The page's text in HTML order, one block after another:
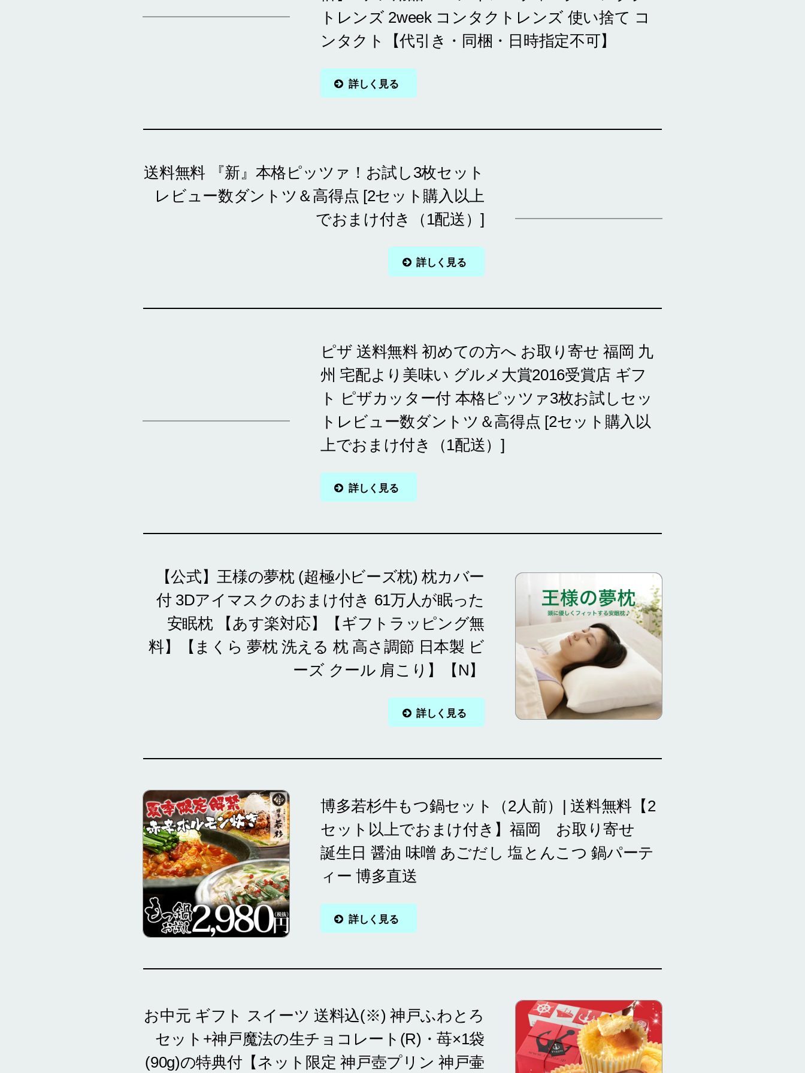
トレンズ 2week コンタクトレンズ 使い捨て コ
ンタクト【代引き・同梱・日時指定不可】
詳しく見る
送料無料 『新』本格ピッツァ！お試し3枚セット
レビュー数ダントツ＆高得点 [2セット購入以上
でおまけ付き（1配送）]
詳しく見る
ピザ 送料無料 初めての方へ お取り寄せ 福岡 九
州 宅配より美味い グルメ大賞2016受賞店 ギフ
ト ピザカッター付 本格ピッツァ3枚お試しセッ
トレビュー数ダントツ＆高得点 [2セット購入以
上でおまけ付き（1配送）]
詳しく見る
【公式】王様の夢枕 (超極小ビーズ枕) 枕カバー
付 3Dアイマスクのおまけ付き 61万人が眠った
安眠枕 【あす楽対応】【ギフトラッピング無
料】【まくら 夢枕 洗える 枕 高さ調節 日本製 ビ
ーズ クール 肩こり】【N】
詳しく見る
博多若杉牛もつ鍋セット（2人前）| 送料無料【2
セット以上でおまけ付き】福岡 お取り寄せ
誕生日 醤油 味噌 あごだし 塩とんこつ 鍋パーテ
ィー 博多直送
詳しく見る
お中元 ギフト スイーツ 送料込(※) 神戸ふわとろ
セット+神戸魔法の生チョコレート(R)・苺×1袋
(90g)の特典付【ネット限定 神戸壺プリン 神戸壷